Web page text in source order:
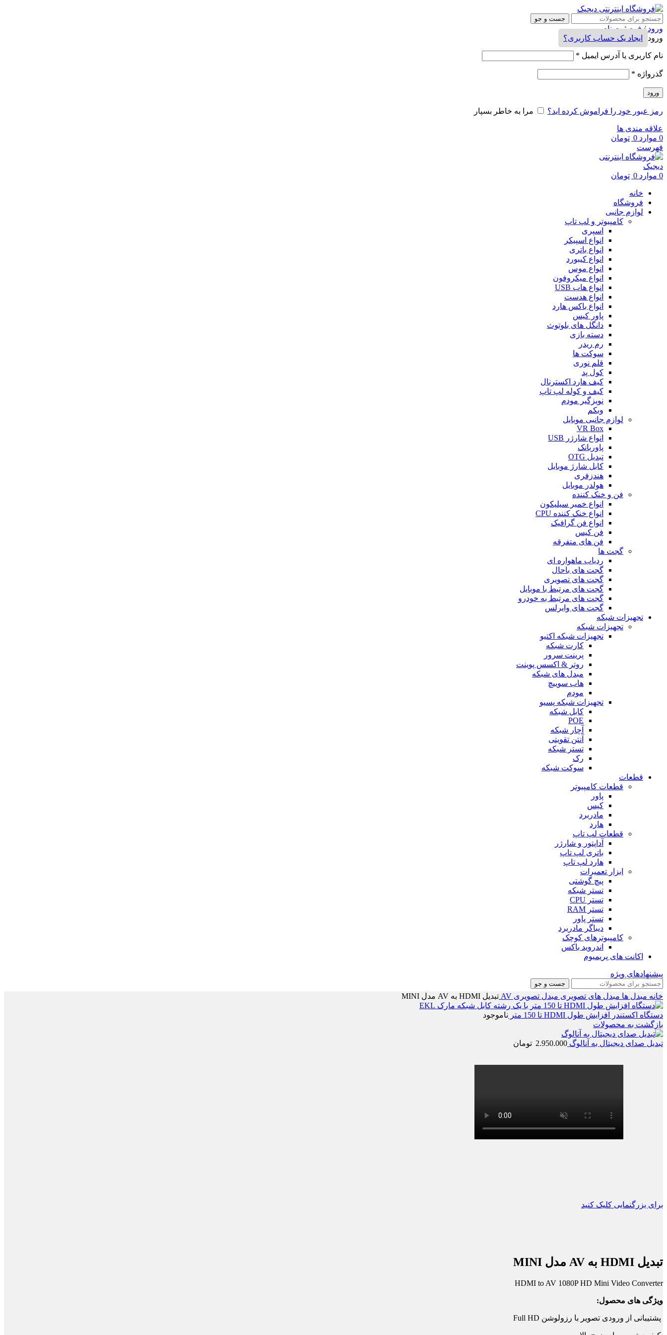
جست و جو
ورود / فرم ثبت نام
ورود
ایجاد یک حساب کاربری؟
نام کاربری یا آدرس ایمیل *
گذرواژه *
ورود
رمز عبور خود را فراموش کرده اید؟ مرا به خاطر بسپار
علاقه مندی ها
0 موارد 0 تومان
فهرست
0 موارد 0 تومان
خانه
فروشگاه
لوازم جانبی
کامپیوتر و لپ تاپ
اسپری
انواع اسپیکر
انواع باتری
انواع کیبورد
انواع موس
انواع میکروفون
انواع هاب USB
انواع هدست
انواع باکس هارد
پاور کیس
دانگل های بلوتوث
دسته بازی
رم ریدر
سوکت ها
قلم نوری
کول پد
کیف هارد اکسترنال
کیف و کوله لپ تاپ
نویزگیر مودم
وبکم
لوازم جانبی موبایل
VR Box
انواع شارژر USB
پاوربانک
تبدیل OTG
کابل شارژ موبایل
هندزفری
هولدر موبایل
فن و خنک کننده
انواع خمیر سیلیکون
انواع خنک کننده CPU
انواع فن گرافیک
فن کیس
فن های متفرقه
گجت ها
ردیاب ماهواره ای
گجت های باحال
گجت های تصویری
گجت های مرتبط با موبایل
گجت های مرتبط به خودرو
گجت های وایرلس
تجهیزات شبکه
تجهیزات شبکه
تجهیزات شبکه اکتیو
کارت شبکه
پرینت سرور
روتر & اکسس پوینت
مبدل های شبکه
هاب سوییچ
مودم
تجهیزات شبکه پسیو
کابل شبکه
POE
آچار شبکه
آنتن تقویتی
تستر شبکه
رک
سوکت شبکه
قطعات
قطعات کامپیوتر
پاور
کیس
مادربرد
هارد
قطعات لپ تاپ
آداپتور و شارژر
باتری لپ تاپ
هارد لپ تاپ
ابزار تعمیرات
پیچ گوشتی
تستر شبکه
تستر CPU
تستر RAM
تستر پاور
دیباگر مادربرد
کامپیوترهای کوچک
اندروید باکس
اکانت های پریمیوم
پیشنهادهای ویژه
جست و جو
خانه مبدل ها مبدل های تصویری مبدل تصویری AV تبدیل HDMI به AV مدل MINI
دستگاه اکستندر افزایش طول HDMI تا 150 متر
ناموجود
بازگشت به محصولات
تبدیل صدای دیجیتال به آنالوگ 2.950.000 تومان
برای بزرگنمایی کلیک کنید
تبدیل HDMI به AV مدل MINI
HDMI to AV 1080P HD Mini Video Converter
ویژگی های محصول:
پشتیبانی از ورودی تصویر با رزولوشن Full HD